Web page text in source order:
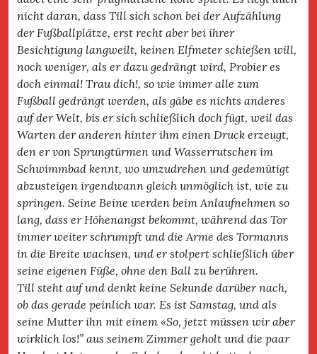
nicht daran, dass Till sich schon bei der Aufzählung
der Fußballplätze, erst recht aber bei ihrer
Besichtigung langweilt, keinen Elfmeter schießen will,
noch weniger, als er dazu gedrängt wird, Probier es
doch einmal! Trau dich!, so wie immer alle zum
Fußball gedrängt werden, als gäbe es nichts anderes
auf der Welt, bis er sich schließlich doch fügt, weil das
Warten der anderen hinter ihm einen Druck erzeugt,
den er von Sprungtürmen und Wasserrutschen im
Schwimmbad kennt, wo umzudrehen und gedemütigt
abzusteigen irgendwann gleich unmöglich ist, wie zu
springen. Seine Beine werden beim Anlaufnehmen so
lang, dass er Höhenangst bekommt, während das Tor
immer weiter schrumpft und die Arme des Tormanns
in die Breite wachsen, und er stolpert schließlich über
seine eigenen Füße, ohne den Ball zu berühren.
Till steht auf und denkt keine Sekunde darüber nach,
ob das gerade peinlich war. Es ist Samstag, und als
seine Mutter ihn mit einem «So, jetzt müssen wir aber
wirklich los!” aus seinem Zimmer geholt und die paar